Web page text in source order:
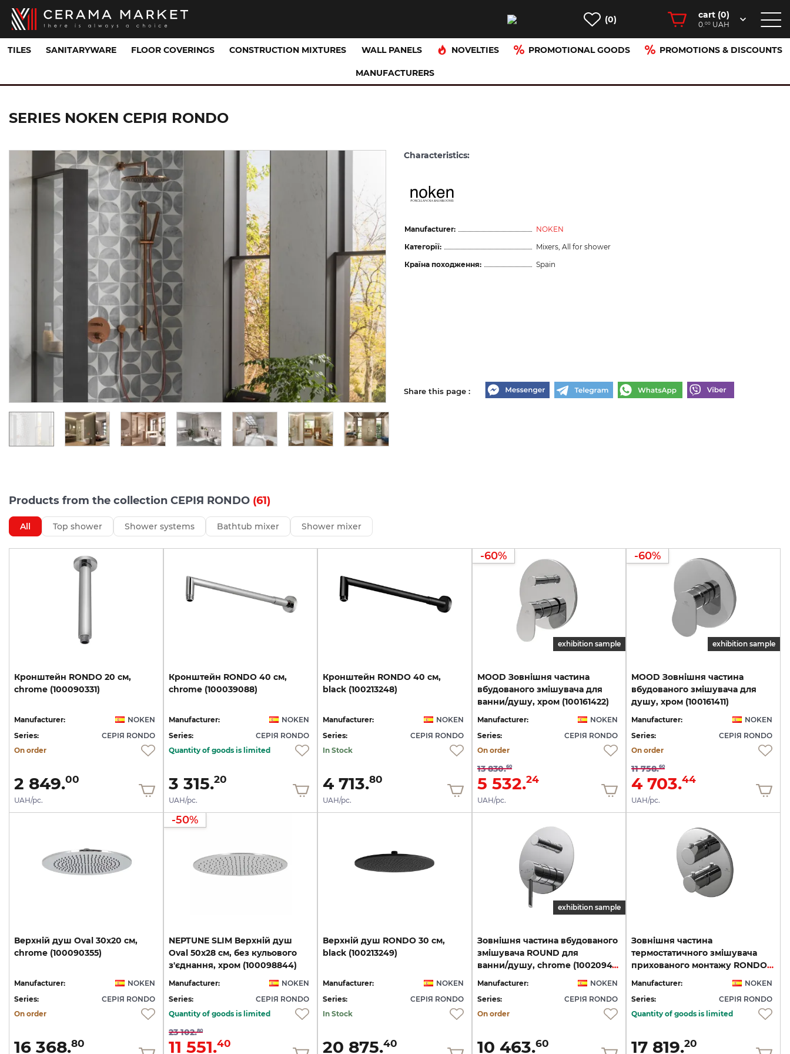
(0) cart (0)
0.00 UAH
TILES SANITARYWARE FLOOR COVERINGS CONSTRUCTION MIXTURES WALL PANELS NOVELTIES PROMOTIONAL GOODS PROMOTIONS & DISCOUNTS
MANUFACTURERS
SERIES NOKEN СЕРІЯ RONDO
Characteristics:
Manufacturer:
NOKEN
Категорії:
Mixers, All for shower
Країна походження:
Spain
Share this page :
Products from the collection СЕРІЯ RONDO (61)
All Top shower Shower systems Bathtub mixer Shower mixer
Кронштейн RONDO 20 см,
chrome (100090331)
Manufacturer:
NOKEN
Series:
СЕРІЯ RONDO
On order
2 849.00
UAH/pc.
Кронштейн RONDO 40 см,
chrome (100039088)
Manufacturer:
NOKEN
Series:
СЕРІЯ RONDO
Quantity of goods is limited
3 315.20
UAH/pc.
Кронштейн RONDO 40 см,
black (100213248)
Manufacturer:
NOKEN
Series:
СЕРІЯ RONDO
In Stock
4 713.80
UAH/pc.
exhibition sample
-60%
MOOD Зовнішня частина
вбудованого змішувача для
ванни/душу, хром (100161422)
Manufacturer:
NOKEN
Series:
СЕРІЯ RONDO
On order
13 830.60
5 532.24
UAH/pc.
exhibition sample
-60%
MOOD Зовнішня частина
вбудованого змішувача для
душу, хром (100161411)
Manufacturer:
NOKEN
Series:
СЕРІЯ RONDO
On order
11 758.60
4 703.44
UAH/pc.
Верхній душ Oval 30x20 см,
chrome (100090355)
Manufacturer:
NOKEN
Series:
СЕРІЯ RONDO
On order
16 368.80
-50%
NEPTUNE SLIM Верхній душ
Oval 50x28 см, без кульового
з'єднання, хром (100098844)
Manufacturer:
NOKEN
Series:
СЕРІЯ RONDO
Quantity of goods is limited
23 102.80
11 551.40
Верхній душ RONDO 30 см,
black (100213249)
Manufacturer:
NOKEN
Series:
СЕРІЯ RONDO
In Stock
20 875.40
exhibition sample
Зовнішня частина вбудованого
змішувача ROUND для
ванни/душу, chrome (100209472)
Manufacturer:
NOKEN
Series:
СЕРІЯ RONDO
On order
10 463.60
Зовнішня частина
термостатичного змішувача
прихованого монтажу RONDO ванна/душ, chrome (100124173)
Manufacturer:
NOKEN
Series:
СЕРІЯ RONDO
Quantity of goods is limited
17 819.20